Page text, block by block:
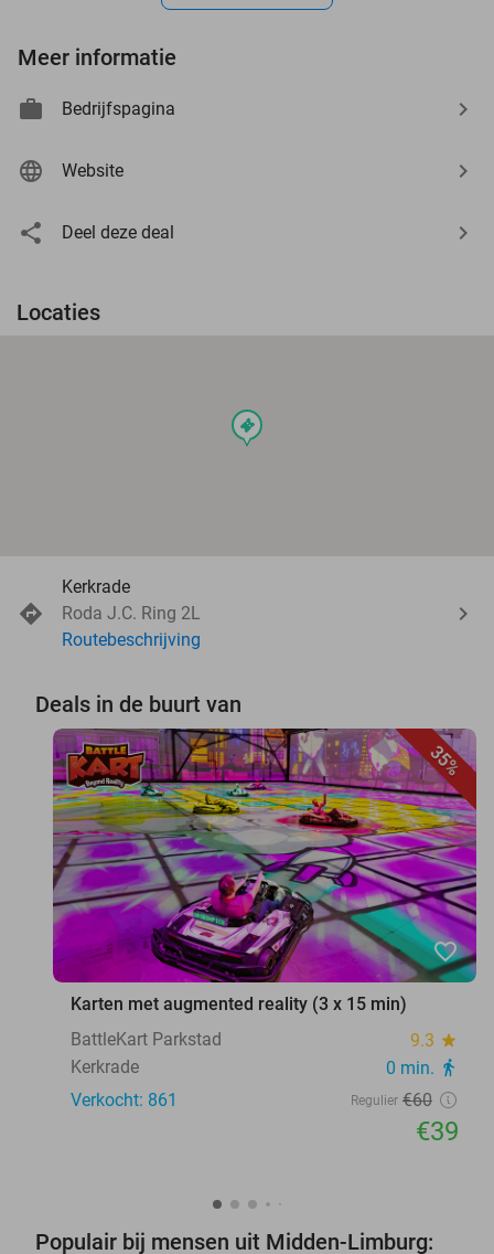
Meer informatie
Bedrijfspagina
Website
Deel deze deal
Locaties
events
Kerkrade
Roda J.C. Ring 2L
Routebeschrijving
Deals in de buurt van
35%
favorite_border
Karten met augmented reality (3 x 15 min)
BattleKart Parkstad
9.3 star
Kerkrade 0 min. directions_walk
Verkocht: 861 Regulier €60
€39
Populair bij mensen uit Midden-Limburg: